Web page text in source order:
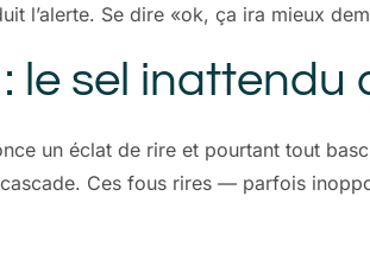
l’alerte. Se dire «ok, ça ira mieux
le sel inattendu
un éclat de rire et pourtant tout
cascade. Ces fous rires — parfois